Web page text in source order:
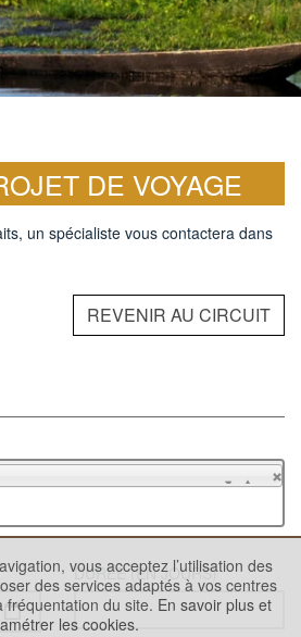
DE VOYAGE
un spécialiste vous contactera dans
REVENIR AU CIRCUIT
DURÉE (EN JOURS)
vous acceptez l’utilisation des
des services adaptés à vos centres
fréquentation du site. En savoir plus et
les cookies.